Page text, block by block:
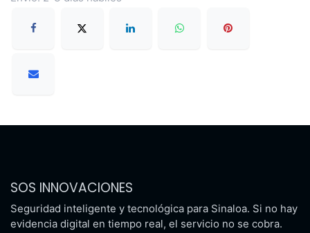
SOS INNOVACIONES
Seguridad inteligente y tecnológica para Sinaloa. Si no hay
evidencia digital en tiempo real, el servicio no se cobra.